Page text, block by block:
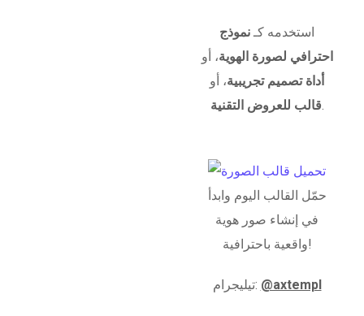
استخدمه كـنموذج
احترافي لصورة الهوية، أو
أداة تصميم تجريبية، أو
قالب للعروض التقنية.
حمّل القالب اليوم وابدأ
في إنشاء صور هوية
واقعية باحترافية!
تيليجرام: @axtempl